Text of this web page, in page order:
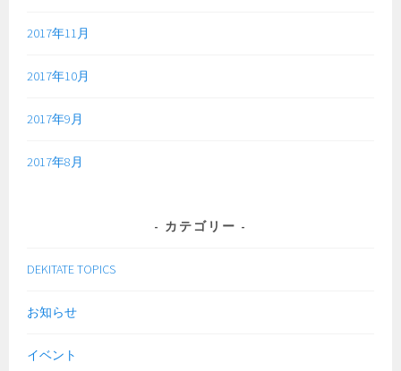
2017年11月
2017年10月
2017年9月
2017年8月
カテゴリー
DEKITATE TOPICS
お知らせ
イベント